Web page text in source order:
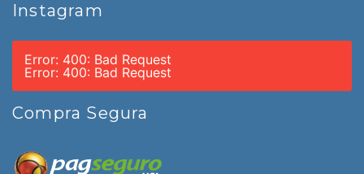
Instagram
Error: 400: Bad Request
Error: 400: Bad Request
Compra Segura